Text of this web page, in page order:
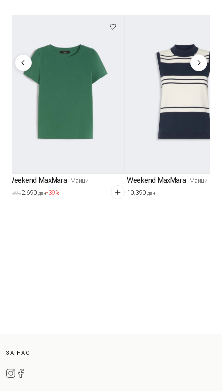
Weekend MaxMara Маици
4.3902.690 ден-39%
Weekend MaxMara Маици
10.390 ден
ЗА НАС